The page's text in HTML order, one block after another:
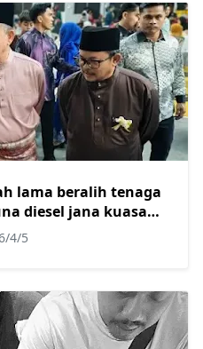
lama beralih tenaga
diesel jana kuasa
4/5